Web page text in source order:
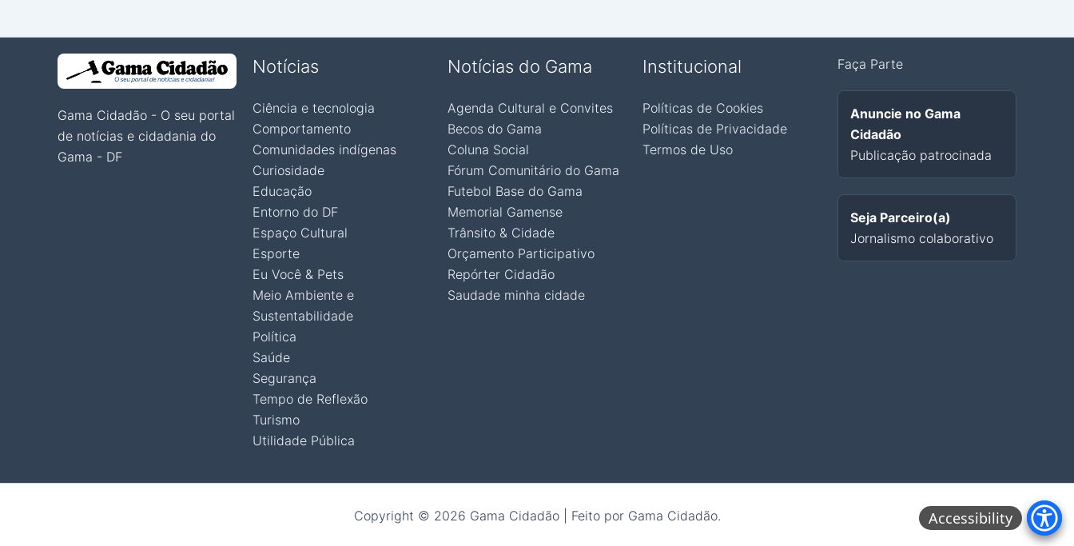
Gama Cidadão - O seu portal
de notícias e cidadania do
Gama - DF
Notícias
Ciência e tecnologia
Comportamento
Comunidades indígenas
Curiosidade
Educação
Entorno do DF
Espaço Cultural
Esporte
Eu Você & Pets
Meio Ambiente e
Sustentabilidade
Política
Saúde
Segurança
Tempo de Reflexão
Turismo
Utilidade Pública
Notícias do Gama
Agenda Cultural e Convites
Becos do Gama
Coluna Social
Fórum Comunitário do Gama
Futebol Base do Gama
Memorial Gamense
Trânsito & Cidade
Orçamento Participativo
Repórter Cidadão
Saudade minha cidade
Institucional
Políticas de Cookies
Políticas de Privacidade
Termos de Uso
Faça Parte
Anuncie no Gama
Cidadão
Publicação patrocinada
Seja Parceiro(a)
Jornalismo colaborativo
Copyright © 2026 Gama Cidadão | Feito por Gama Cidadão. Accessibility